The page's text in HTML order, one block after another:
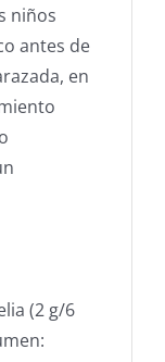
niños
antes de
en
(2 g/6